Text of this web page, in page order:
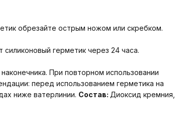
обрезайте острым ножом или скребком.
герметик через 24 часа.
При повторном использовании
перед использованием герметика на
ниже ватерлинии. Состав: Диоксид кремния,